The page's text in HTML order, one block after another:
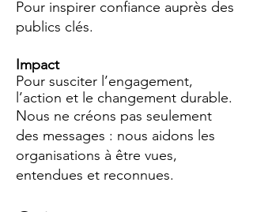
Pour inspirer confiance auprès des
publics clés.
Impact
Pour susciter l’engagement,
l’action et le changement durable.
Nous ne créons pas seulement
des messages : nous aidons les
organisations à être vues,
entendues et reconnues.